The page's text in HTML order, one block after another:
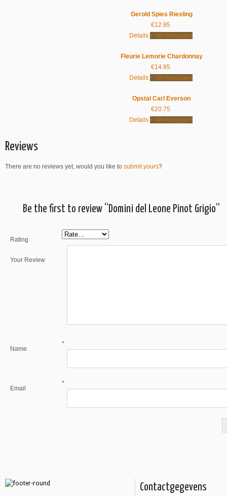
Gerold Spies Riesling
€12.95
Details + Winkelwagen
Fleurie Lemorie Chardonnay
€14.95
Details + Winkelwagen
Opstal Carl Everson
€20.75
Details + Winkelwagen
Reviews
There are no reviews yet, would you like to submit yours?
Be the first to review “Domini del Leone Pinot Grigio”
Rating
Your Review
Name
*
Email
*
Contactgegevens